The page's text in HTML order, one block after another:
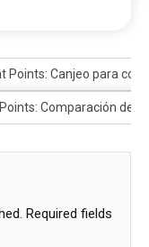
Points: Canjeo para
Comparación de
Required fields